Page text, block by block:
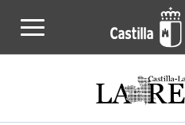
Actualidad de la